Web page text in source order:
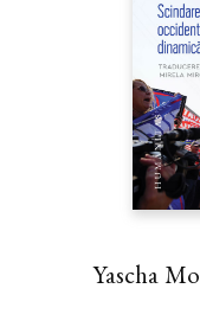
Yascha